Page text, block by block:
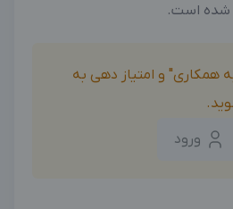
شده است.
همکاری" و امتیاز دهی به
ورود